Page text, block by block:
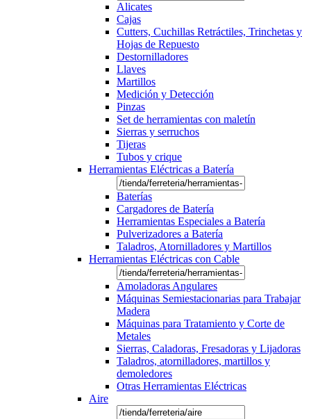
Alicates
Cajas
Cutters, Cuchillas Retráctiles, Trinchetas y
Hojas de Repuesto
Destornilladores
Llaves
Martillos
Medición y Detección
Pinzas
Set de herramientas con maletín
Sierras y serruchos
Tijeras
Tubos y crique
Herramientas Eléctricas a Batería
Baterías
Cargadores de Batería
Herramientas Especiales a Batería
Pulverizadores a Batería
Taladros, Atornilladores y Martillos
Herramientas Eléctricas con Cable
Amoladoras Angulares
Máquinas Semiestacionarias para Trabajar
Madera
Máquinas para Tratamiento y Corte de
Metales
Sierras, Caladoras, Fresadoras y Lijadoras
Taladros, atornilladores, martillos y
demoledores
Otras Herramientas Eléctricas
Aire